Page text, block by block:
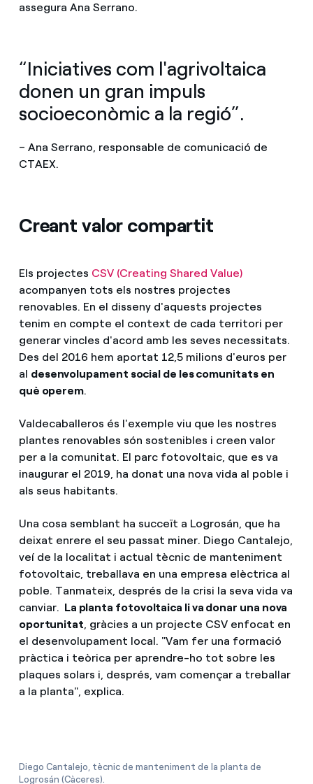
assegura Ana Serrano.
“Iniciatives com l'agrivoltaica
donen un gran impuls
socioeconòmic a la regió”.
– Ana Serrano, responsable de comunicació de
CTAEX.
Creant valor compartit
Els projectes CSV (Creating Shared Value)
acompanyen tots els nostres projectes
renovables. En el disseny d'aquests projectes
tenim en compte el context de cada territori per
generar vincles d'acord amb les seves necessitats.
Des del 2016 hem aportat 12,5 milions d'euros per
al desenvolupament social de les comunitats en
què operem.
Valdecaballeros és l'exemple viu que les nostres
plantes renovables són sostenibles i creen valor
per a la comunitat. El parc fotovoltaic, que es va
inaugurar el 2019, ha donat una nova vida al poble i
als seus habitants.
Una cosa semblant ha succeït a Logrosán, que ha
deixat enrere el seu passat miner. Diego Cantalejo,
veí de la localitat i actual tècnic de manteniment
fotovoltaic, treballava en una empresa elèctrica al
poble. Tanmateix, després de la crisi la seva vida va
canviar. La planta fotovoltaica li va donar una nova
oportunitat, gràcies a un projecte CSV enfocat en
el desenvolupament local. "Vam fer una formació
pràctica i teòrica per aprendre-ho tot sobre les
plaques solars i, després, vam començar a treballar
a la planta", explica.
Diego Cantalejo, tècnic de manteniment de la planta de
Logrosán (Càceres).